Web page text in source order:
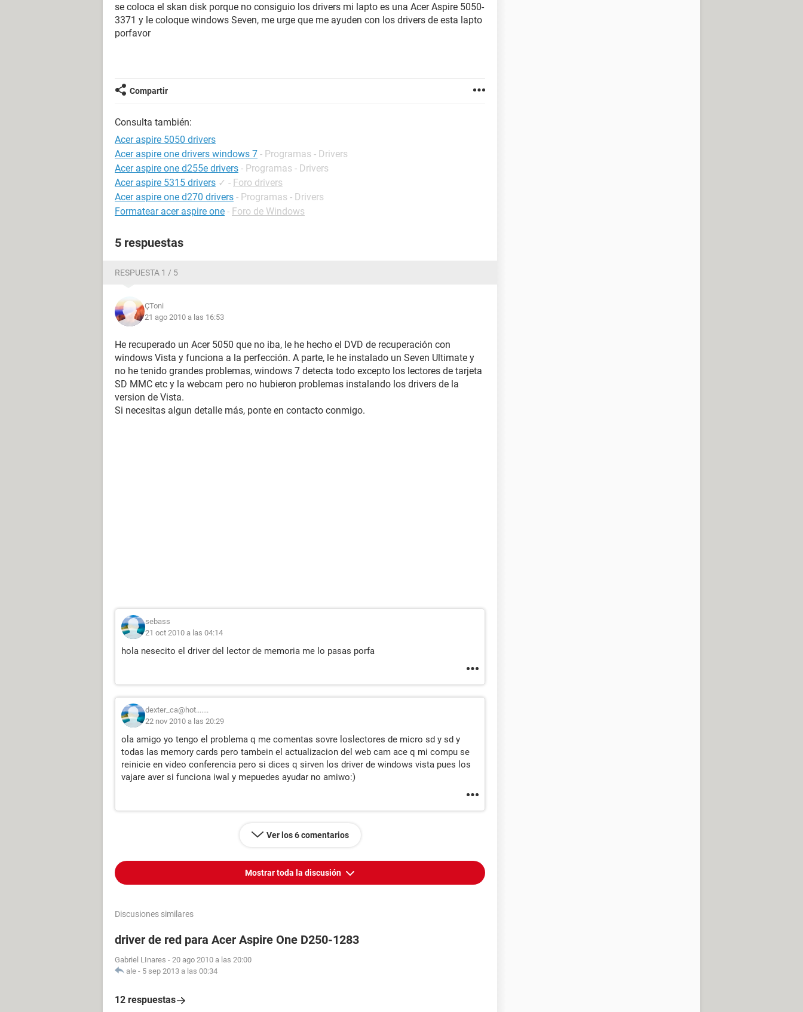
se coloca el skan disk porque no consiguio los drivers mi lapto es una Acer Aspire 5050-
3371 y le coloque windows Seven, me urge que me ayuden con los drivers de esta lapto
porfavor
Compartir
Consulta también:
Acer aspire 5050 drivers
Acer aspire one drivers windows 7 - Programas - Drivers
Acer aspire one d255e drivers - Programas - Drivers
Acer aspire 5315 drivers ✓ - Foro drivers
Acer aspire one d270 drivers - Programas - Drivers
Formatear acer aspire one - Foro de Windows
5 respuestas
RESPUESTA 1 / 5
ÇToni
21 ago 2010 a las 16:53
He recuperado un Acer 5050 que no iba, le he hecho el DVD de recuperación con
windows Vista y funciona a la perfección. A parte, le he instalado un Seven Ultimate y
no he tenido grandes problemas, windows 7 detecta todo excepto los lectores de tarjeta
SD MMC etc y la webcam pero no hubieron problemas instalando los drivers de la
version de Vista.
Si necesitas algun detalle más, ponte en contacto conmigo.
sebass
21 oct 2010 a las 04:14
hola nesecito el driver del lector de memoria me lo pasas porfa
dexter_ca@hot.......
22 nov 2010 a las 20:29
ola amigo yo tengo el problema q me comentas sovre loslectores de micro sd y sd y
todas las memory cards pero tambein el actualizacion del web cam ace q mi compu se
reinicie en video conferencia pero si dices q sirven los driver de windows vista pues los
vajare aver si funciona iwal y mepuedes ayudar no amiwo:)
Ver los 6 comentarios
Mostrar toda la discusión
Discusiones similares
driver de red para Acer Aspire One D250-1283
Gabriel LInares - 20 ago 2010 a las 20:00
ale - 5 sep 2013 a las 00:34
12 respuestas